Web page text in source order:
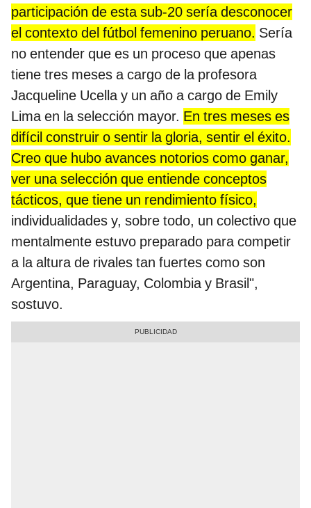
participación de esta sub-20 sería desconocer
el contexto del fútbol femenino peruano. Sería
no entender que es un proceso que apenas
tiene tres meses a cargo de la profesora
Jacqueline Ucella y un año a cargo de Emily
Lima en la selección mayor. En tres meses es
difícil construir o sentir la gloria, sentir el éxito.
Creo que hubo avances notorios como ganar,
ver una selección que entiende conceptos
tácticos, que tiene un rendimiento físico,
individualidades y, sobre todo, un colectivo que
mentalmente estuvo preparado para competir
a la altura de rivales tan fuertes como son
Argentina, Paraguay, Colombia y Brasil",
sostuvo.